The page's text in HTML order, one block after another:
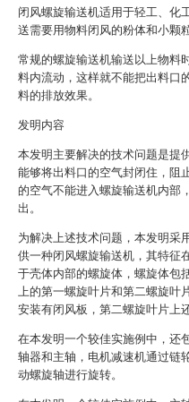
闭风螺旋输送机适用于轻工、化
送需要用物料闭风的粉体和小颗
常规的螺旋输送机输送以上物料
料内流动，这样就不能把出料口
料的排放效果。
发明内容
本发明主要解决的技术问题是提
能够将出料口的空气封闭住，阻
的空气不能进入螺旋输送机内部
出。
为解决上述技术问题，本发明采
供一种闭风螺旋输送机，其特征
于壳体内部的螺旋体，螺旋体包
上的第一螺旋叶片和第二螺旋叶
安装有闭风板，第二螺旋叶片上
在本发明一个较佳实施例中，还
轴器和主轴，电机减速机通过链
动螺旋轴进行旋转。